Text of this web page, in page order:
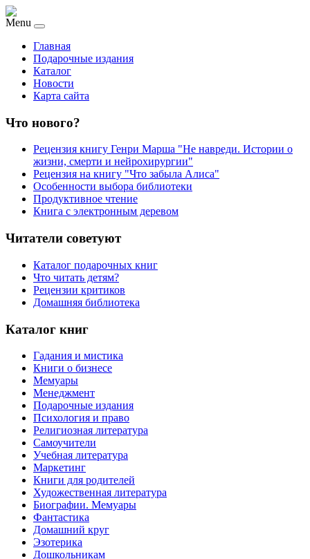
Menu
Главная
Подарочные издания
Каталог
Новости
Карта сайта
Что нового?
Рецензия книгу Генри Марша "Не навреди. Истории о
жизни, смерти и нейрохирургии"
Рецензия на книгу "Что забыла Алиса"
Особенности выбора библиотеки
Продуктивное чтение
Книга с электронным деревом
Читатели советуют
Каталог подарочных книг
Что читать детям?
Рецензии критиков
Домашняя библиотека
Каталог книг
Гадания и мистика
Книги о бизнесе
Мемуары
Менеджмент
Подарочные издания
Психология и право
Религиозная литература
Самоучители
Учебная литература
Маркетинг
Книги для родителей
Художественная литература
Биографии. Мемуары
Фантастика
Домашний круг
Эзотерика
Дошкольникам